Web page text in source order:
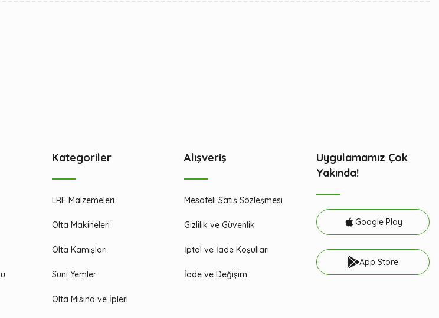
Kategoriler
LRF Malzemeleri
Olta Makineleri
Olta Kamışları
Suni Yemler
Olta Misina ve İpleri
Alışveriş
Mesafeli Satış Sözleşmesi
Gizlilik ve Güvenlik
İptal ve İade Koşulları
İade ve Değişim
Uygulamamız Çok
Yakında!
Google Play
App Store